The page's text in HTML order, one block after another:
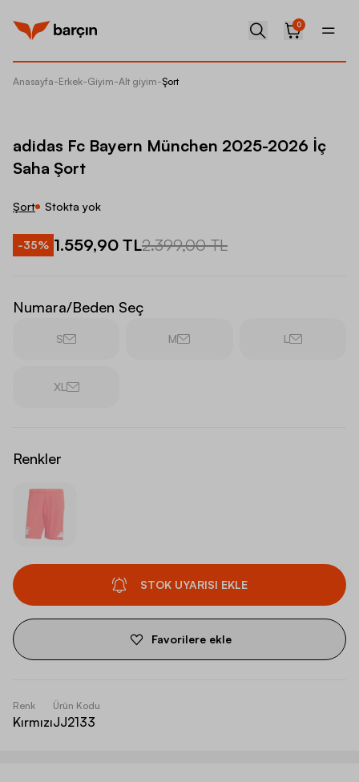
0
Anasayfa-Erkek-Giyim-Alt giyim-Şort
adidas Fc Bayern München 2025-2026 İç
Saha Şort
Şort Stokta yok
-35% 1.559,90 TL2.399,00 TL
Numara/Beden Seç
S M L
XL
Renkler
STOK UYARISI EKLE
Favorilere ekle
Renk
Kırmızı
Ürün Kodu
JJ2133